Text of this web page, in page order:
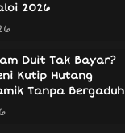
2026
Duit Tak Bayar?
Kutip Hutang
Tanpa Bergaduh